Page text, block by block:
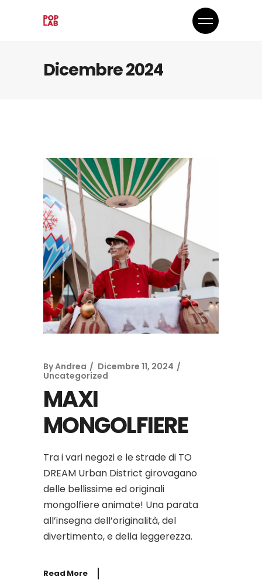
Dicembre 2024
ByAndrea
Dicembre 11, 2024
Uncategorized
MAXI
MONGOLFIERE
Tra i vari negozi e le strade di TO
DREAM Urban District girovagano
delle bellissime ed originali
mongolfiere animate! Una parata
all’insegna dell’originalità, del
divertimento, e della leggerezza.
Read More